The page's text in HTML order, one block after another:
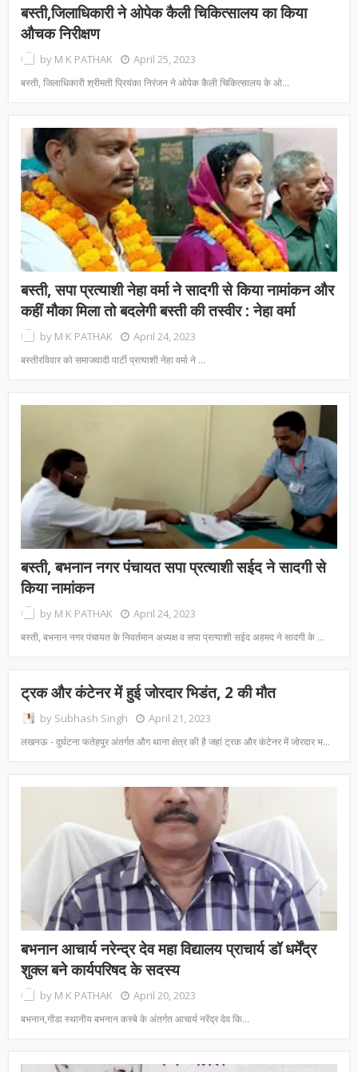
बस्ती,जिलाधिकारी ने ओपेक कैली चिकित्सालय का किया
औचक निरीक्षण
by M K PATHAK April 25, 2023
बस्ती, जिलाधिकारी श्रीमती प्रियंका निरंजन ने ओपेक कैली चिकित्सालय के ओ…
बस्ती, सपा प्रत्याशी नेहा वर्मा ने सादगी से किया नामांकन और
कहीं मौका मिला तो बदलेगी बस्ती की तस्वीर : नेहा वर्मा
by M K PATHAK April 24, 2023
बस्तीरविवार को समाजवादी पार्टी प्रत्याशी नेहा वर्मा ने …
बस्ती, बभनान नगर पंचायत सपा प्रत्याशी सईद ने सादगी से
किया नामांकन
by M K PATHAK April 24, 2023
बस्ती, बभनान नगर पंचायत के निवर्तमान अध्यक्ष व सपा प्रत्याशी सईद अहमद ने सादगी के …
ट्रक और कंटेनर में हुई जोरदार भिडंत, 2 की मौत
by Subhash Singh April 21, 2023
लखनऊ - दुर्घटना फतेहपुर अंतर्गत औग थाना क्षेत्र की है जहां ट्रक और कंटेनर में जोरदार भ…
बभनान आचार्य नरेन्द्र देव महा विद्यालय प्राचार्य डॉ धर्मेंद्र
शुक्ल बने कार्यपरिषद के सदस्य
by M K PATHAK April 20, 2023
बभनान,गोंडा स्थानीय बभनान कस्बे के अंतर्गत आचार्य नरेंद्र देव कि…